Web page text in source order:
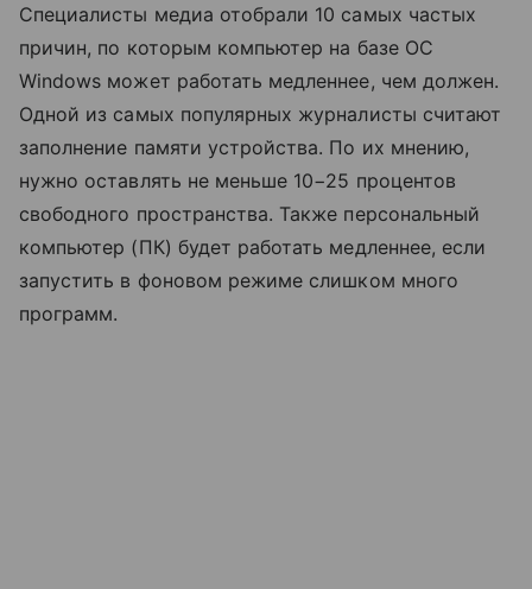
Специалисты медиа отобрали 10 самых частых
причин, по которым компьютер на базе ОС
Windows может работать медленнее, чем должен.
Одной из самых популярных журналисты считают
заполнение памяти устройства. По их мнению,
нужно оставлять не меньше 10−25 процентов
свободного пространства. Также персональный
компьютер (ПК) будет работать медленнее, если
запустить в фоновом режиме слишком много
программ.